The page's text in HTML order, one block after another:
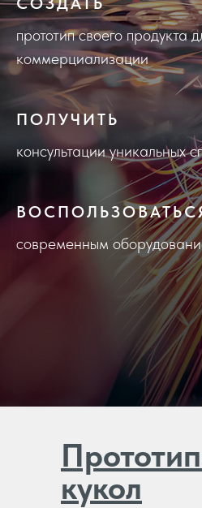
прототип своего продукта
коммерциализации
ПОЛУЧИТЬ
консультации уникальных
современным
кукол